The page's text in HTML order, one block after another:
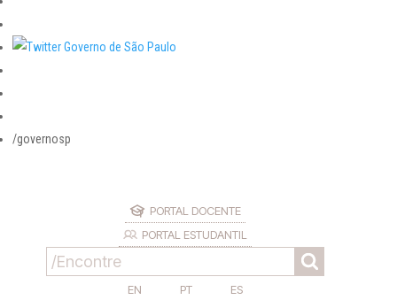
/governosp
PORTAL DOCENTE
PORTAL ESTUDANTIL
EN PT ES